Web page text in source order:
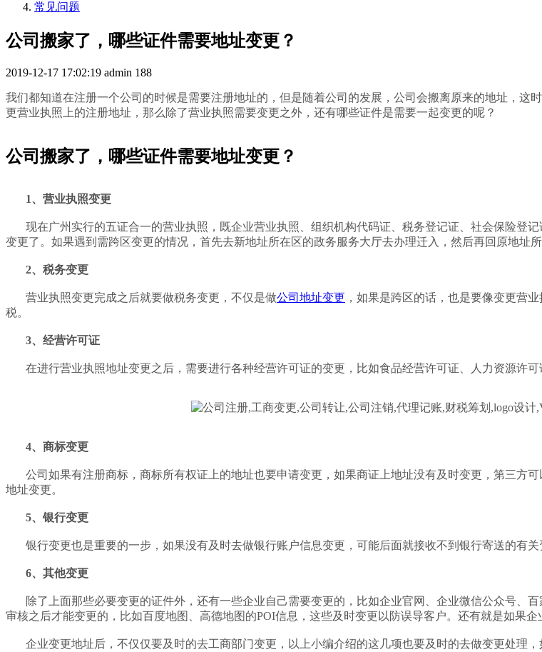
常见问题
公司搬家了，哪些证件需要地址变更？
2019-12-17 17:02:19 admin 188
我们都知道在注册一个公司的时候是需要注册地址的，但是随着公司的发展，公司会搬离原来的地址，
更营业执照上的注册地址，那么除了营业执照需要变更之外，还有哪些证件是需要一起变更的呢？
公司搬家了，哪些证件需要地址变更？
1、营业执照变更
现在广州实行的五证合一的营业执照，既企业营业执照、组织机构代码证、税务登记证、社会保险登
变更了。如果遇到需跨区变更的情况，首先去新地址所在区的政务服务大厅去办理迁入，然后再回原地址
2、税务变更
营业执照变更完成之后就要做税务变更，不仅是做公司地址变更 ，如果是跨区的话，也是要像变更营
税。
3、经营许可证
在进行营业执照地址变更之后，需要进行各种经营许可证的变更，比如食品经营许可证、人力资源许
4、商标变更
公司如果有注册商标，商标所有权证上的地址也要申请变更，如果商证上地址没有及时变更，第三方
地址变更。
5、银行变更
银行变更也是重要的一步，如果没有及时去做银行账户信息变更，可能后面就接收不到银行寄送的有关
6、其他变更
除了上面那些必要变更的证件外，还有一些企业自己需要变更的，比如企业官网、企业微信公众号、
审核之后才能变更的，比如百度地图、高德地图的POI信息，这些及时变更以防误导客户。还有就是如果
企业变更地址后，不仅仅要及时的去工商部门变更，以上小编介绍的这几项也要及时的去做变更处理